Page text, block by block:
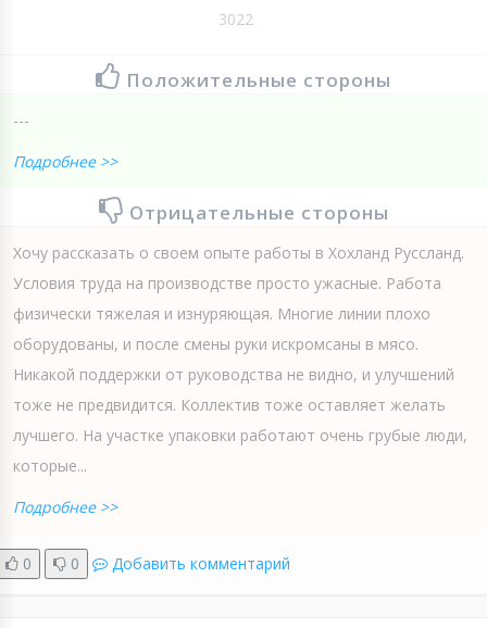
3022
Положительные стороны
---
Подробнее >>
Отрицательные стороны
Хочу рассказать о своем опыте работы в Хохланд Руссланд.
Условия труда на производстве просто ужасные. Работа
физически тяжелая и изнуряющая. Многие линии плохо
оборудованы, и после смены руки искромсаны в мясо.
Никакой поддержки от руководства не видно, и улучшений
тоже не предвидится. Коллектив тоже оставляет желать
лучшего. На участке упаковки работают очень грубые люди,
которые...
Подробнее >>
0 0 Добавить комментарий